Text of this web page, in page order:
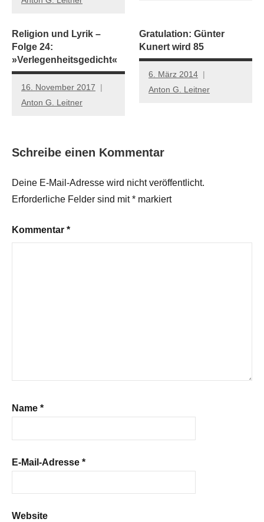
Religion und Lyrik –
Folge 24:
»Verlegenheitsgedicht«
16. November 2017
Anton G. Leitner
Gratulation: Günter
Kunert wird 85
6. März 2014
Anton G. Leitner
Schreibe einen Kommentar
Deine E-Mail-Adresse wird nicht veröffentlicht.
Erforderliche Felder sind mit* markiert
Kommentar *
Name *
E-Mail-Adresse *
Website